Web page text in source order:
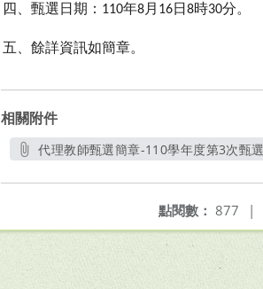
四、甄選日期： 110年8月 16日 8時30分。
五、餘詳資訊如簡章。
相關附件
代理教師甄選簡章-110學年度第3次甄
點閱數： 877 |